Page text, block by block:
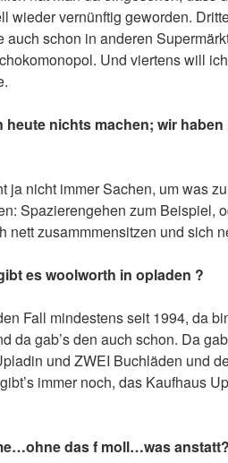
wieder vernünftig geworden.
auch schon in anderen
Und viertens will
heute nichts machen; wir
ja nicht immer Sachen, um was
Spazierengehen zum Beispiel,
nett zusammmensitzen und sich
es woolworth in opladen ?
Fall mindestens seit 1994, da
da gab’s den auch schon. Da
und ZWEI Buchläden und
immer noch, das Kaufhaus
das f moll…was